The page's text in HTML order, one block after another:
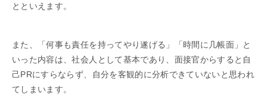
とといえます。
また、「何事も責任を持ってやり遂げる」「時間に几帳面」と
いった内容は、社会人として基本であり、面接官からすると自
己PRにすらならず、自分を客観的に分析できていないと思われ
てしまいます。